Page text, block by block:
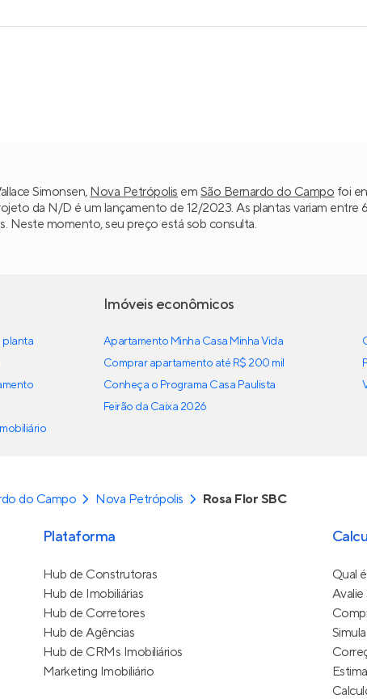
Simonsen, Nova Petrópolis em São Bernardo do Campo foi
da N/D é um lançamento de 12/2023. As plantas variam entre
Neste momento, seu preço está sob consulta.
planta
Imóveis econômicos
Apartamento Minha Casa Minha Vida
Comprar apartamento até R$ 200 mil
Conheça o Programa Casa Paulista
Feirão da Caixa 2026
do Campo Nova Petrópolis Rosa Flor SBC
Plataforma
Hub de Construtoras
Hub de Imobiliárias
Hub de Corretores
Hub de Agências
Hub de CRMs Imobiliários
Marketing Imobiliário
Qual